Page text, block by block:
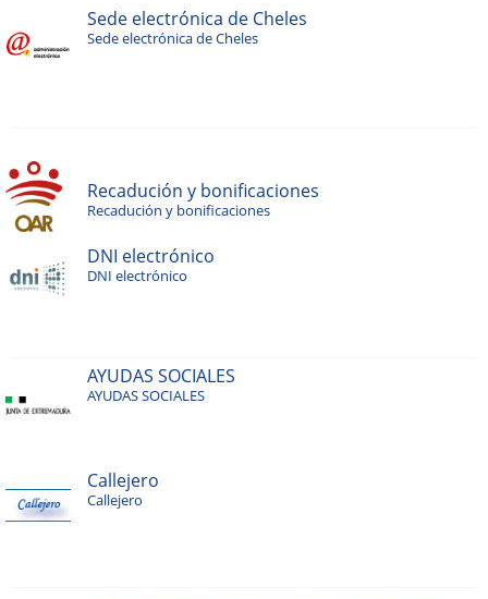
Sede electrónica de Cheles
Sede electrónica de Cheles
Recadución y bonificaciones
Recadución y bonificaciones
DNI electrónico
DNI electrónico
AYUDAS SOCIALES
AYUDAS SOCIALES
Callejero
Callejero